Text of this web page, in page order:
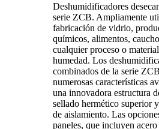
Deshumidificadores
serie ZCB. Ampliamente
fabricación de vidrio,
químicos, alimentos,
cualquier proceso o
humedad. Los
combinados de la serie
numerosas características
una innovadora estructura
sellado hermético superior
de aislamiento. Las
paneles, que incluyen